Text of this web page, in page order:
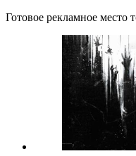
Готовое рекламное место